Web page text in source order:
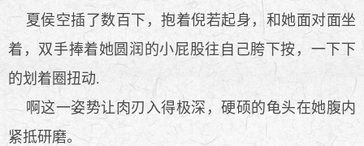
夏侯空插了数百下，抱着倪若起身，和她面对面坐
着，双手捧着她圆润的小屁股往自己胯下按，一下下
的划着圈扭动.
啊这一姿势让肉刃入得极深，硬硕的龟头在她腹内
紧抵研磨。